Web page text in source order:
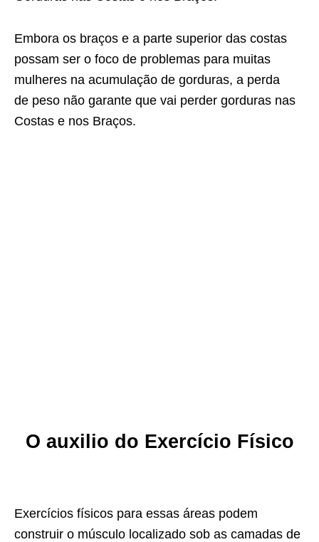
Embora os braços e a parte superior das costas
possam ser o foco de problemas para muitas
mulheres na acumulação de gorduras, a perda
de peso não garante que vai perder gorduras nas
Costas e nos Braços.
O auxilio do Exercício Físico
Exercícios físicos para essas áreas podem
construir o músculo localizado sob as camadas de